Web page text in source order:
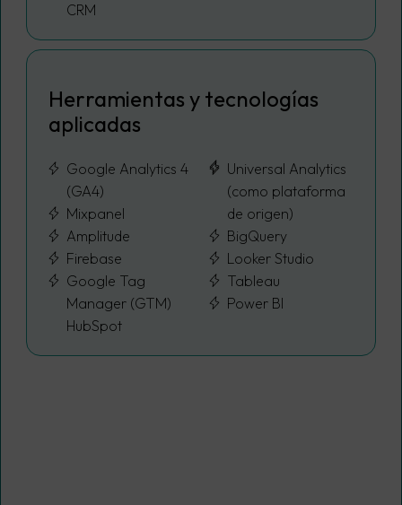
CRM
Herramientas y tecnologías
aplicadas
Google Analytics 4
(GA4)
Mixpanel
Amplitude
Firebase
Google Tag
Manager (GTM)
HubSpot
Universal Analytics
(como plataforma
de origen)
BigQuery
Looker Studio
Tableau
Power BI